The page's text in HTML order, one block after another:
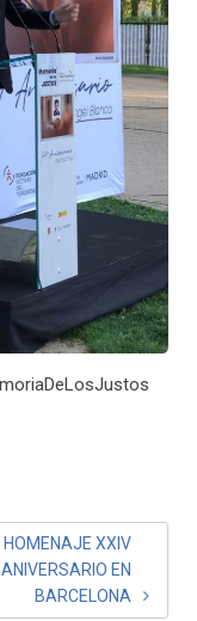
XXIV
ANIVERSARIO EN
BARCELONA